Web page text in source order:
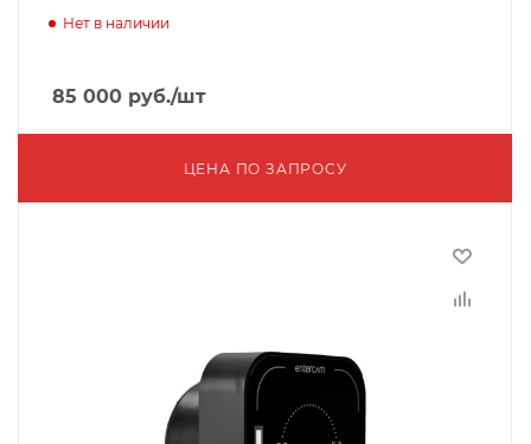
Нет в наличии
85 000 руб./шт
ЦЕНА ПО ЗАПРОСУ